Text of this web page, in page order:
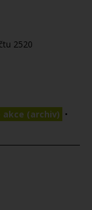
2520
akce (archiv) •